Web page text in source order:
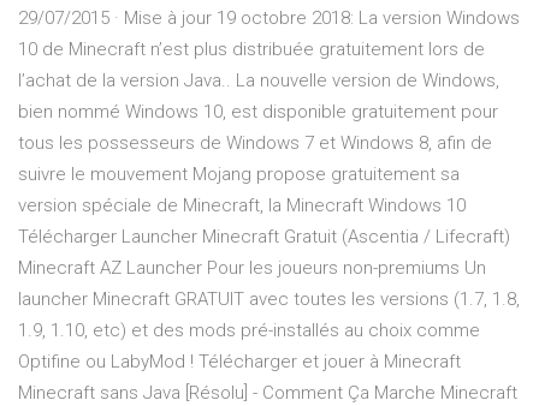
29/07/2015 · Mise à jour 19 octobre 2018: La version Windows
10 de Minecraft n’est plus distribuée gratuitement lors de
l’achat de la version Java.. La nouvelle version de Windows,
bien nommé Windows 10, est disponible gratuitement pour
tous les possesseurs de Windows 7 et Windows 8, afin de
suivre le mouvement Mojang propose gratuitement sa
version spéciale de Minecraft, la Minecraft Windows 10
Télécharger Launcher Minecraft Gratuit (Ascentia / Lifecraft)
Minecraft AZ Launcher Pour les joueurs non-premiums Un
launcher Minecraft GRATUIT avec toutes les versions (1.7, 1.8,
1.9, 1.10, etc) et des mods pré-installés au choix comme
Optifine ou LabyMod ! Télécharger et jouer à Minecraft
Minecraft sans Java [Résolu] - Comment Ça Marche Minecraft